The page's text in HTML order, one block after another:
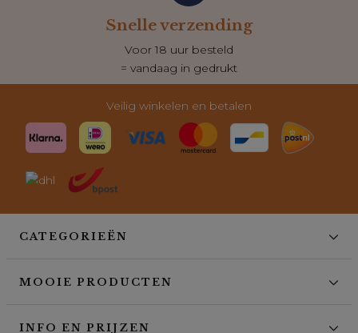
Klantenservice
Dagelijks bereikbaar
voor al je vragen
Veilig winkelen en betalen
CATEGORIEËN
MOOIE PRODUCTEN
INFO EN PRIJZEN